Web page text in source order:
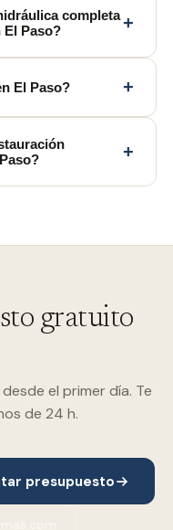
completa
El Paso?
+
El Paso? +
+
gratuito
el primer día. Te
de 24 h.
presupuesto